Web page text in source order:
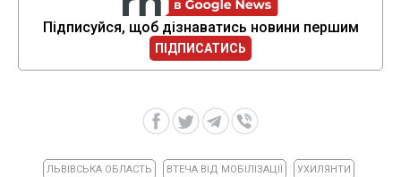
Підписуйся, щоб дізнаватись новини першим
ПІДПИСАТИСЬ
ЛЬВІВСЬКА ОБЛАСТЬ ВТЕЧА ВІД МОБІЛІЗАЦІЇ УХИЛЯНТИ